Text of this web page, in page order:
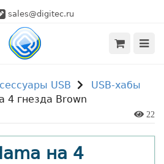
sales@digitec.ru
USB
USB-хабы
4 гнезда Brown
22
на 4